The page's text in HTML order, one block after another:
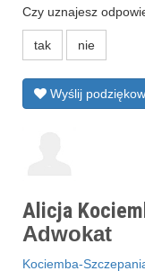
Czy uznajesz
tak nie
Wyślij
Alicja
Adwokat
Kociemba-